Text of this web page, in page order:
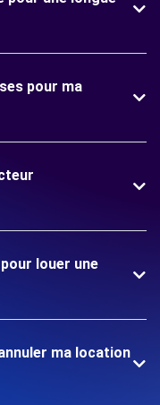
pour ma
louer une
ma location